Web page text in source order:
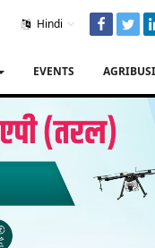
Hindi
EVENTS